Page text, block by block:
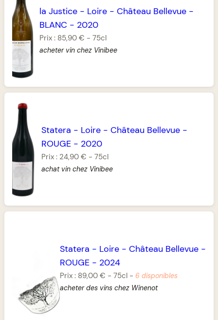
la Justice - Loire - Château Bellevue -
BLANC - 2020
Prix : 85,90 € -75cl
acheter vin chez Vinibee
Statera - Loire- Château Bellevue-
ROUGE- 2020
Prix : 24,90 € - 75cl
achat vin chez Vinibee
Statera - Loire- Château Bellevue-
ROUGE- 2024
Prix : 89,00 € - 75cl- 6 disponibles
acheter des vins chez Winenot